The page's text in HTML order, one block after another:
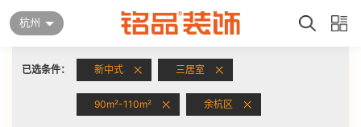
杭州
已选条件： 新中式 三居室
90m²-110m² 余杭区